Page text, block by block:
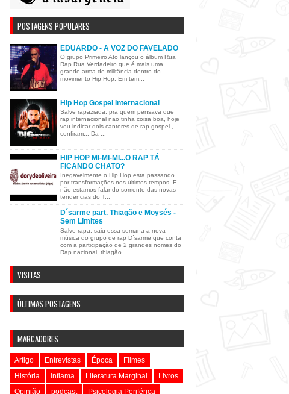
POSTAGENS POPULARES
EDUARDO - A VOZ DO FAVELADO
O grupo Primeiro Ato lançou o álbum Rua
Rap Rua Verdadeiro que é mais uma
grande arma de militância dentro do
movimento Hip Hop. Em tem...
Hip Hop Gospel Internacional
Salve rapaziada, pra quem pensava que
rap internacional nao tinha coisa boa, hoje
vou indicar dois cantores de rap gospel ,
confiram... Da ...
HIP HOP MI-MI-MI...O RAP TÁ
FICANDO CHATO?
Inegavelmente o Hip Hop esta passando
por transformações nos últimos tempos. E
não estamos falando somente das novas
tendencias do T...
D´sarme part. Thiagão e Moysés -
Sem Limites
Salve rapa, saiu essa semana a nova
música do grupo de rap D´sarme que conta
com a participação de 2 grandes nomes do
Rap nacional, thiagão...
VISITAS
ÚLTIMAS POSTAGENS
MARCADORES
Artigo Entrevistas Época
Filmes
História
inflama Literatura Marginal
Livros
Opinião
podcast
Psicologia Periférica